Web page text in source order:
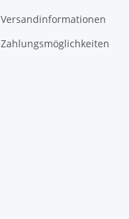
Versandinformationen
Zahlungsmöglichkeiten